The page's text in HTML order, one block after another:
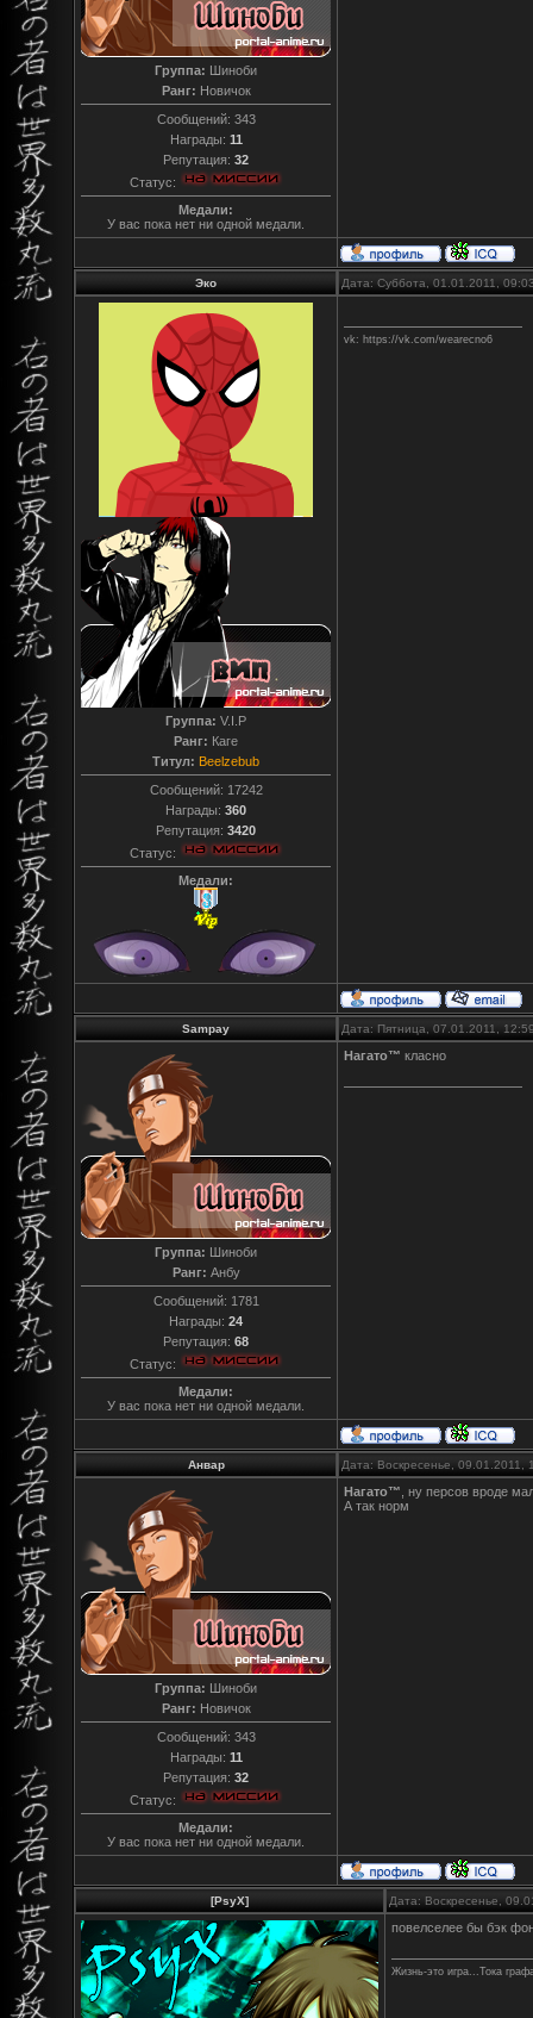
Группа: Шиноби
Ранг: Новичок
Сообщений: 343
Награды: 11
Репутация: 32
Статус:
Медали:
У вас пока нет ни одной медали.
Эко Дата: Суббота, 01.01.2011,
Группа: V.I.P
Ранг: Каге
Титул: Beelzebub
Сообщений: 17242
Награды: 360
Репутация: 3420
Статус:
Медали:
vk: https://vk.com/wearecno6
Sampay Дата: Пятница, 07.01.2011,
Группа: Шиноби
Ранг: Анбу
Сообщений: 1781
Награды: 24
Репутация: 68
Статус:
Медали:
У вас пока нет ни одной медали.
Нагато™ класно
Анвар Дата: Воскресенье,
Группа: Шиноби
Ранг: Новичок
Сообщений: 343
Награды: 11
Репутация: 32
Статус:
Медали:
У вас пока нет ни одной медали.
Нагато™ , ну персов вроде
А так норм
[PsyX] Дата: Воскресенье,
повелселее бы бэк
Жизнь-это игра...Тока